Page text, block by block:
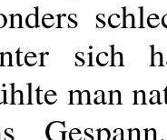
sich
man